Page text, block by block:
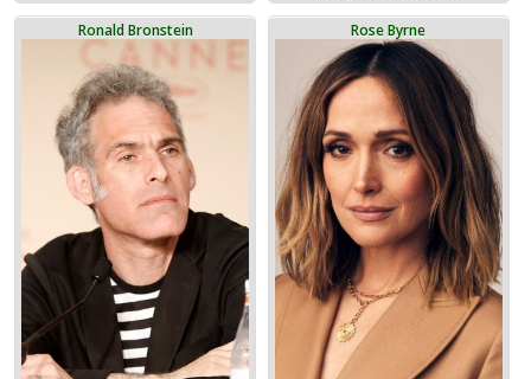
Ronald Bronstein Rose Byrne